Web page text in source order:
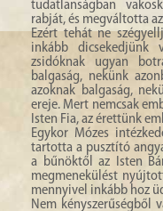
tudatlanságban
rabját, és megváltotta
Ezért tehát ne
inkább
zsidóknak ugyan
balgaság, nekünk
azoknak balgaság,
ereje. Mert nemcsak
Isten Fia, az érettünk
Egykor Mózes
tartotta a pusztító
a bűnöktől az Isten
megmenekülést
mennyivel inkább hoz
Nem kényszerűségből